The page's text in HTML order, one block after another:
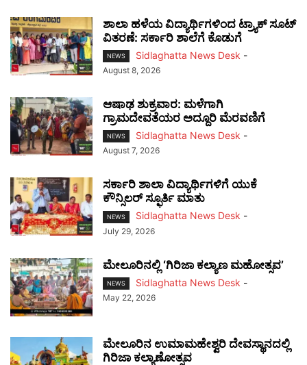
ಶಾಲಾ ಹಳೆಯ ವಿದ್ಯಾರ್ಥಿಗಳಿಂದ ಟ್ರ್ಯಾಕ್‌ ಸೂಟ್
ವಿತರಣೆ: ಸರ್ಕಾರಿ ಶಾಲೆಗೆ ಕೊಡುಗೆ
NEWS Sidlaghatta News Desk -
August 8, 2026
ಆಷಾಢ ಶುಕ್ರವಾರ: ಮಳೆಗಾಗಿ
ಗ್ರಾಮದೇವತೆಯರ ಅದ್ದೂರಿ ಮೆರವಣಿಗೆ
NEWS Sidlaghatta News Desk -
August 7, 2026
ಸರ್ಕಾರಿ ಶಾಲಾ ವಿದ್ಯಾರ್ಥಿಗಳಿಗೆ ಯುಕೆ
ಕೌನ್ಸಿಲರ್ ಸ್ಫೂರ್ತಿ ಮಾತು
NEWS Sidlaghatta News Desk -
July 29, 2026
ಮೇಲೂರಿನಲ್ಲಿ ‘ಗಿರಿಜಾ ಕಲ್ಯಾಣ ಮಹೋತ್ಸವ’
NEWS Sidlaghatta News Desk -
May 22, 2026
ಮೇಲೂರಿನ ಉಮಾಮಹೇಶ್ವರಿ ದೇವಸ್ಥಾನದಲ್ಲಿ
ಗಿರಿಜಾ ಕಲ್ಯಾಣೋತ್ಸವ